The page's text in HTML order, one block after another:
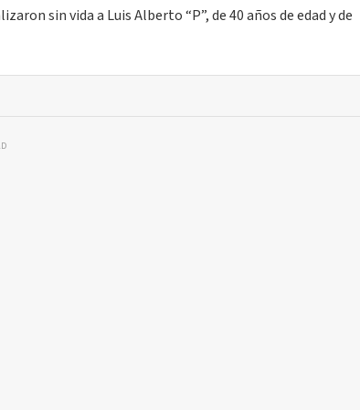
sin vida a Luis Alberto “P”, de 40 años de edad y de